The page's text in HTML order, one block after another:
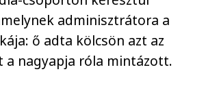
adminisztrátora a
ő adta kölcsön azt az
a nagyapja róla mintázott.